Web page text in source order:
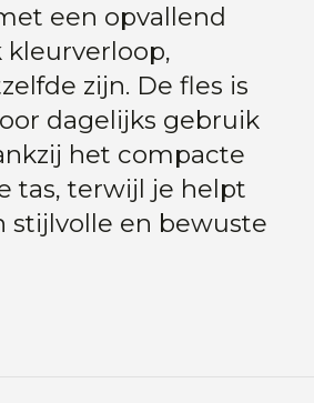
een opvallend
kleurverloop,
zijn. De fles is
dagelijks gebruik
het compacte
tas, terwijl je helpt
stijlvolle en bewuste